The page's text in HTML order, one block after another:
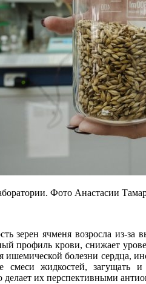
Фото Анастасии
зерен ячменя возросла из-
профиль крови, снижает
ишемической болезни сердца,
смеси жидкостей, загущать
делает их перспективными